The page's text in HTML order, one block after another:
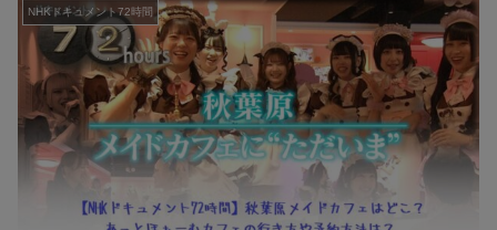
NHKドキュメント72時間